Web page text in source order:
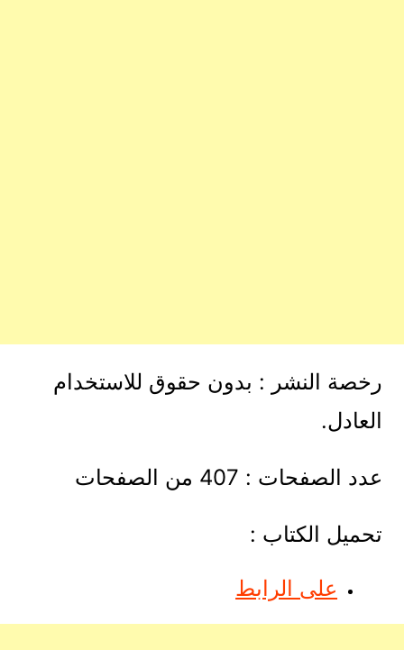
رخصة النشر : بدون حقوق للاستخدام
العادل.
عدد الصفحات : 407 من الصفحات
تحميل الكتاب :
على الرابط